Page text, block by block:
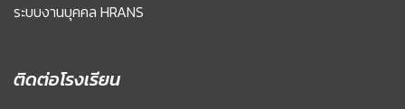
ระบบงานบุคคล HRANS
ติดต่อโรงเรียน